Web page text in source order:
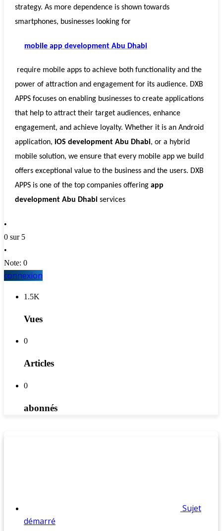
strategy. As more dependence is shown towards
smartphones, businesses looking for
mobile app development Abu Dhabi
require mobile apps to achieve both functionality and the
power of attraction and engagement for its audience. DXB
APPS focuses on enabling businesses to create applications
that help to attract their target audiences, enhance
engagement, and achieve loyalty. Whether it is an Android
application, iOS development Abu Dhabi, or a hybrid
mobile solution, we ensure that every mobile app we build
offers exceptional value to the business and the users. DXB
APPS is one of the top companies offering app
development Abu Dhabi services
•
0 sur 5
•
Note: 0
connexion
1.5K
Vues
0
Articles
0
abonnés
Sujet
démarré